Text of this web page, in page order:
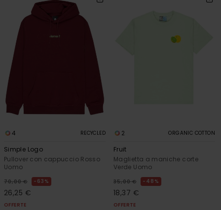
4 RECYCLED
Simple Logo
Pullover con cappuccio Rosso
Uomo
70,00 € 63%
26,25 €
OFFERTE
2 ORGANIC COTTON
Fruit
Maglietta a maniche corte
Verde Uomo
35,00 € 48%
18,37 €
OFFERTE